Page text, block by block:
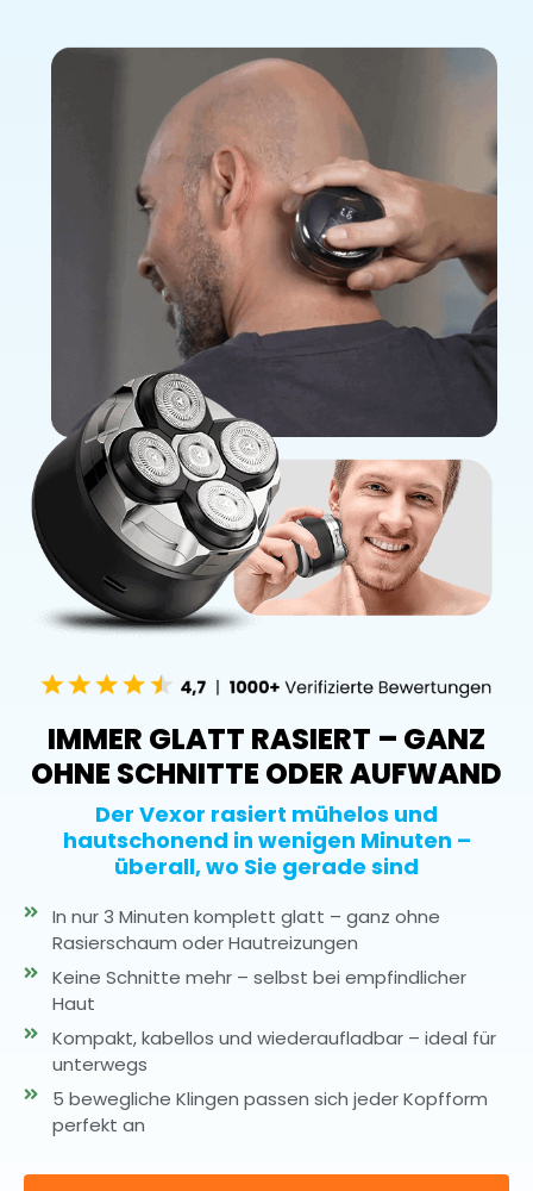
IMMER GLATT RASIERT – GANZ
OHNE SCHNITTE ODER AUFWAND
Der Vexor rasiert mühelos und
hautschonend in wenigen Minuten –
überall, wo Sie gerade sind
In nur 3 Minuten komplett glatt – ganz ohne
Rasierschaum oder Hautreizungen
Keine Schnitte mehr – selbst bei empfindlicher
Haut
Kompakt, kabellos und wiederaufladbar – ideal für
unterwegs
5 bewegliche Klingen passen sich jeder Kopfform
perfekt an